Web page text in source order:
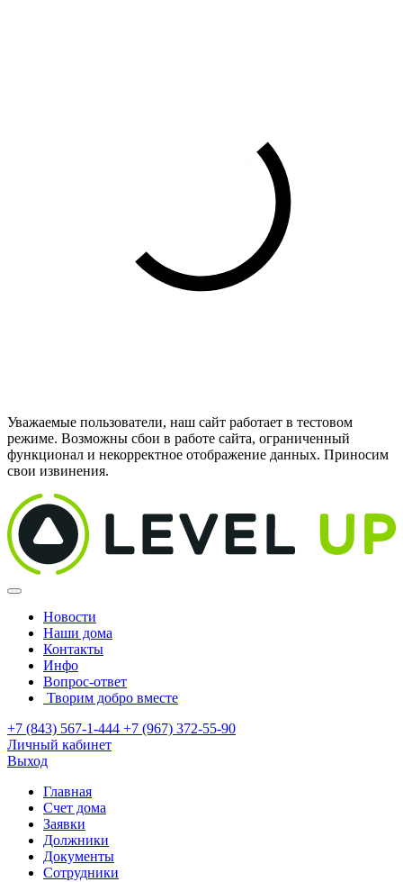
Уважаемые пользователи, наш сайт работает в тестовом
режиме. Возможны сбои в работе сайта, ограниченный
функционал и некорректное отображение данных. Приносим
свои извинения.
Новости
Наши дома
Контакты
Инфо
Вопрос-ответ
Творим добро вместе
+7 (843) 567-1-444 +7 (967) 372-55-90
Личный кабинет
Выход
Главная
Счет дома
Заявки
Должники
Документы
Сотрудники